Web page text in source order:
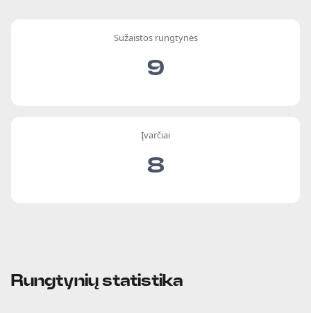
Sužaistos rungtynės
9
Įvarčiai
8
Rungtynių statistika